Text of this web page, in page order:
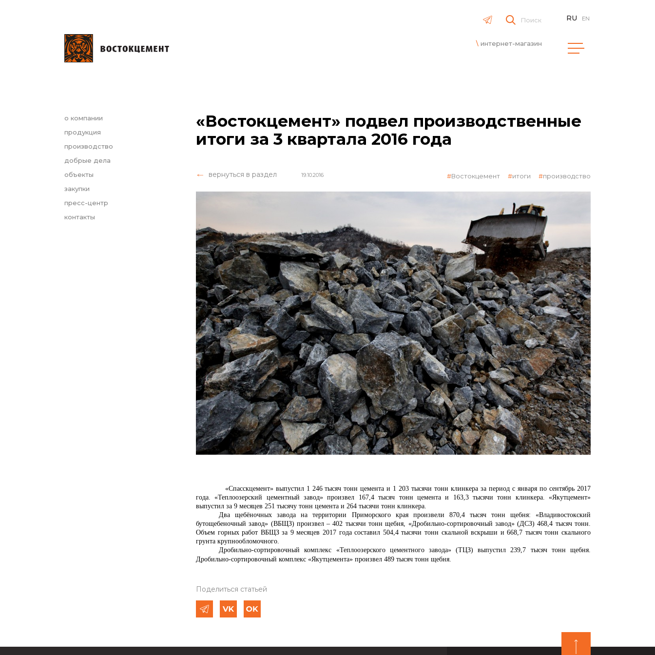
Поиск
интернет-магазин
RU EN
о компании
продукция
производство
добрые дела
объекты
закупки
пресс-центр
контакты
«Востокцемент» подвел производственные
итоги за 3 квартала 2016 года
вернуться в раздел 19.10.2016 Востокцемент итоги производство
«Спасскцемент» выпустил 1 246 тысяч тонн цемента и 1 203 тысячи тонн клинкера за период с января по сентябрь 2017
года. «Теплоозерский цементный завод» произвел 167,4 тысяч тонн цемента и 163,3 тысячи тонн клинкера. «Якутцемент»
выпустил за 9 месяцев 251 тысячу тонн цемента и 264 тысячи тонн клинкера.
Два щебёночных завода на территории Приморского края произвели 870,4 тысяч тонн щебня: «Владивостокский
бутощебеночный завод» (ВБЩЗ) произвел – 402 тысячи тонн щебня, «Дробильно-сортировочный завод» (ДСЗ) 468,4 тысяч тонн.
Объем горных работ ВБЩЗ за 9 месяцев 2017 года составил 504,4 тысячи тонн скальной вскрыши и 668,7 тысяч тонн скального
грунта крупнообломочного.
Дробильно-сортировочный комплекс «Теплоозерского цементного завода» (ТЦЗ)выпустил 239,7 тысяч тонн щебня.
Дробильно-сортировочный комплекс «Якутцемента» произвел 489 тысяч тонн щебня.
Поделиться статьей